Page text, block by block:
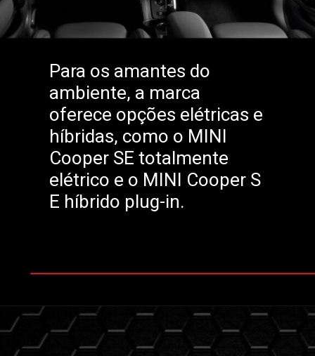
Para os amantes do
ambiente, a marca
oferece opções elétricas e
híbridas, como o MINI
Cooper SE totalmente
elétrico e o MINI Cooper S
E híbrido plug-in.